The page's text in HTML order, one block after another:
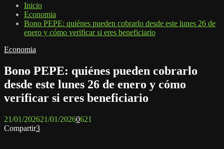
Inicio
Economia
Bono PEPE: quiénes pueden cobrarlo desde este lunes 26 de
enero y cómo verificar si eres beneficiario
Economia
Bono PEPE: quiénes pueden cobrarlo
desde este lunes 26 de enero y cómo
verificar si eres beneficiario
21/01/202621/01/20260621
Compartir3